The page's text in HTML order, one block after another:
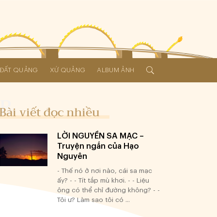
QUẢNG XỨ QUẢNG ALBUM ẢNH
viết đọc nhiều
LỜI NGUYỀN SA MẠC –
Truyện ngắn của Hạo
Nguyên
- Thế nó ở nơi nào, cái sa mạc
ấy? - - Tít tắp mù khơi. - - Liệu
ông có thể chỉ đường không? - -
Tôi ư? Làm sao tôi có ...